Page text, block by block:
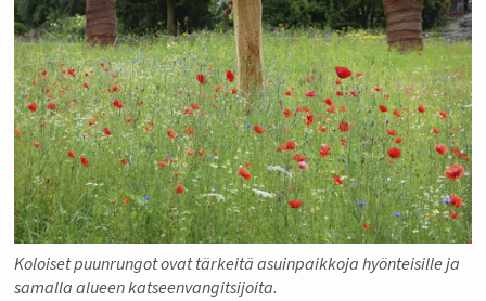
Koloiset puunrungot ovat tärkeitä asuinpaikkoja hyönteisille ja
samalla alueen katseenvangitsijoita.